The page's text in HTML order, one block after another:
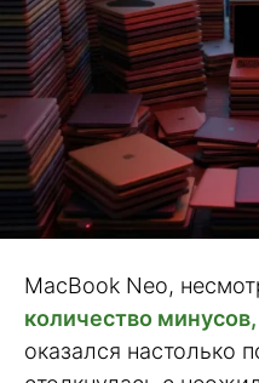
MacBook Neo,
количество
оказался настолько